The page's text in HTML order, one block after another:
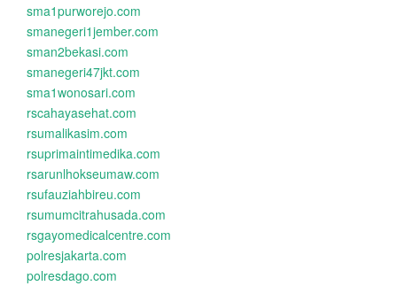
sma1purworejo.com
smanegeri1jember.com
sman2bekasi.com
smanegeri47jkt.com
sma1wonosari.com
rscahayasehat.com
rsumalikasim.com
rsuprimaintimedika.com
rsarunlhokseumaw.com
rsufauziahbireu.com
rsumumcitrahusada.com
rsgayomedicalcentre.com
polresjakarta.com
polresdago.com